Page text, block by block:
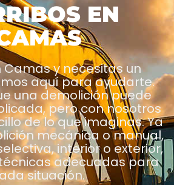
EN
Camas y necesitas un
aquí para ayudarte.
una demolición puede
pero con nosotros
de lo que imaginas. Ya
mecánica o manual,
interior o exterior,
adecuadas para
situación.